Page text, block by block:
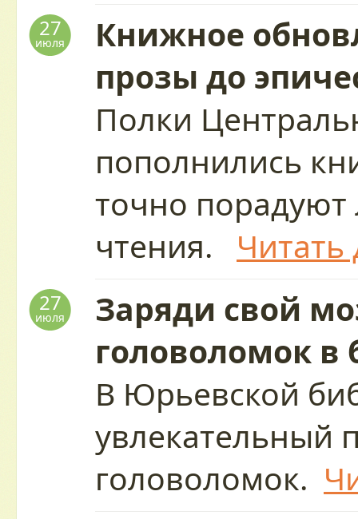
27
июля
Книжное
прозы до
Полки
пополнились
точно
чтения. Читать
27
июля
Заряди свой
головоломок в
В Юрьевской
увлекательный
головоломок.